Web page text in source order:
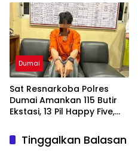
Nyata untuk Rakyat
Dumai
Sat Resnarkoba Polres
Dumai Amankan 115 Butir
Ekstasi, 13 Pil Happy Five,
dari Seorang Pria
Tinggalkan Balasan